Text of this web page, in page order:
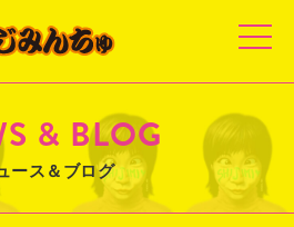
t
o
g
e
v
i
g
a
& BLOG
ース＆ブログ